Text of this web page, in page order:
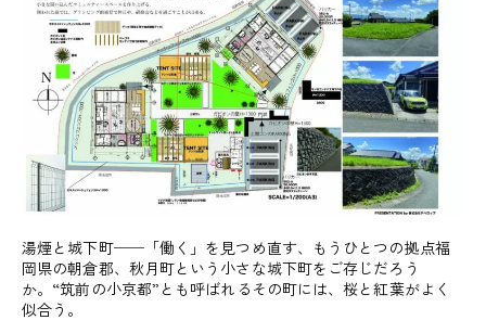
湯煙と城下町──「働く」を見つめ直す、もうひとつの拠点福
岡県の朝倉郡、秋月町という小さな城下町をご存じだろう
か。“筑前の小京都”とも呼ばれるその町には、桜と紅葉がよく
似合う。